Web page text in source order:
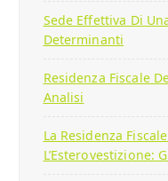
Sede Effettiva Di
Determinanti
Residenza Fiscale
Analisi
La Residenza
L’Esterovestizione: